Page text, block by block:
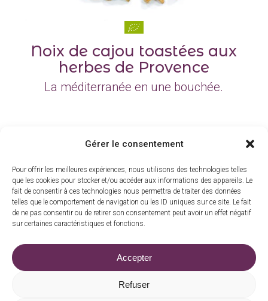
Gérer le consentement
Pour offrir les meilleures expériences, nous utilisons des technologies telles
que les cookies pour stocker et/ou accéder aux informations des appareils. Le
fait de consentir à ces technologies nous permettra de traiter des données
telles que le comportement de navigation ou les ID uniques sur ce site. Le fait
de ne pas consentir ou de retirer son consentement peut avoir un effet négatif
sur certaines caractéristiques et fonctions.
Accepter
Refuser
Noix de cajou toastées aux
herbes de Provence
La méditerranée en une bouchée.
Toute la gamme
La barrade, 15210 Madic
commande@moulindarche.com